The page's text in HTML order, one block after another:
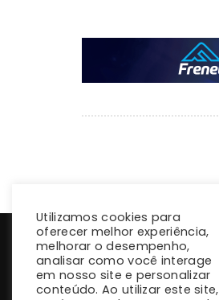
Utilizamos cookies para
oferecer melhor experiência,
melhorar o desempenho,
analisar como você interage
em nosso site e personalizar
conteúdo. Ao utilizar este site,